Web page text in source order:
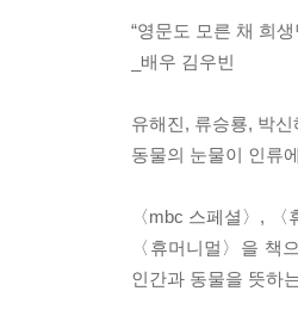
“영문도 모른 채 희
_배우 김우빈
유해진, 류승룡, 박
동물의 눈물이 인류
〈mbc 스페셜〉,
〈휴머니멀〉을 책
인간과 동물을 뜻하